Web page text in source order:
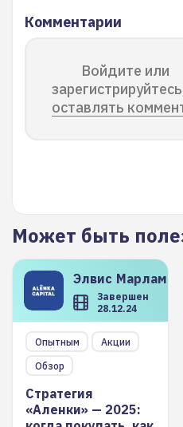
Комментарии
Войдите или
оставлять
Может быть
Элвис Марламов
Завершен
28.12.24
Опытным
Акции
Обзор
Стратегия
«Аленки» — 2025: